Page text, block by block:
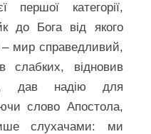
категорії,
до Бога від якого
мир справедливий,
відновив
дав надію для
слово Апостола,
слухачами: ми